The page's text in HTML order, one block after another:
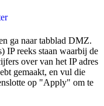
ga naar tabblad DMZ.
IP reeks staan waarbij de
over van het IP adres
gemaakt, en vul die
op "Apply" om te